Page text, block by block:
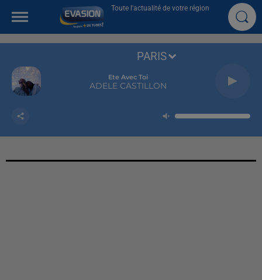
Toute l'actualité de votre région
Ete Avec Toi
ADELE CASTILLON
PARIS